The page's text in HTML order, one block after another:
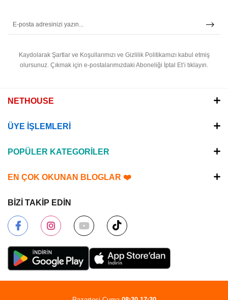
Kaydolarak Şartlar ve Koşullarımızı ve Gizlilik Politikamızı kabul etmiş
olursunuz. Çıkmak için e-postalarımızdaki Aboneliği İptal Et’i tıklayın.
NETHOUSE
ÜYE İŞLEMLERİ
POPÜLER KATEGORİLER
EN ÇOK OKUNAN BLOGLAR ❤️
BİZİ TAKİP EDİN